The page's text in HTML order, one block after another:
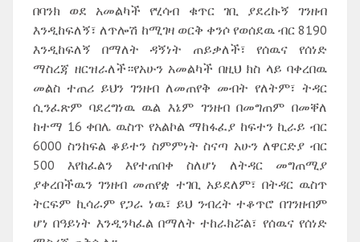
በባንክ ወደ አመልካች የሂሳብ ቁጥር ገቢ ያደረኩኝ ገንዘብ
እንዲከፍለኝ፣ ለጥሎሽ ከሚገዛ ወርቅ ቀንሶ የወሰደዉ ብር 8190
እንዲከፍለኝ በማለት ዳኝነት ጠይቃለች፣ የሰዉና የሰነድ
ማስረጃ ዘርዝራለች።የአሁን አመልካች በዚህ ክስ ላይ ባቀረበዉ
መልስ ተጠሪ ይህን ገንዘብ ለመጠየቅ መብት የለትም፣ ትዳር
ሲንፈጽም ባደረግነዉ ዉል እኔም ገንዘብ በመግጠም በመቐለ
ከተማ 16 ቀበሌ ዉስጥ የአልኮል ማከፋፈያ ከፍተን ኪራይ ብር
6000 ስንከፍል ቆይተን ስምምነት ስናጣ አሁን ለዋርድያ ብር
500 እየከፈልን እየተጠበቀ ስለሆነ ለትዳር መግጠሚያ
ያቀረበችዉን ገንዘብ መጠየቋ ተገቢ አይደለም፣ በትዳር ዉስጥ
ትርፍም ኪሳራም የጋራ ነዉ፣ ይህ ንብረት ተቆጥሮ በገንዘብም
ሆነ በዓይነት እንዲንካፈል በማለት ተከራክሯል፣ የሰዉና የሰነድ